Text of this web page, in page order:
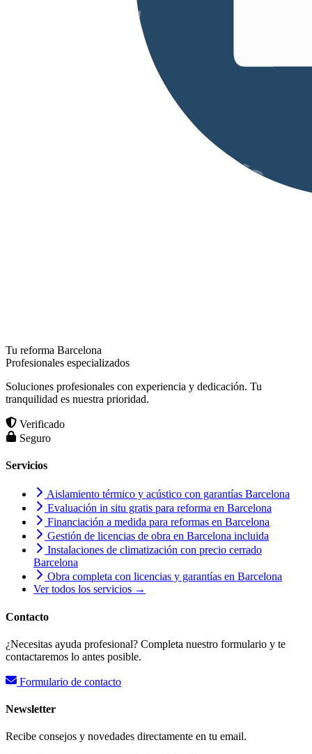
Tu reforma Barcelona
Profesionales especializados
Soluciones profesionales con experiencia y dedicación. Tu
tranquilidad es nuestra prioridad.
Verificado
Seguro
Servicios
Aislamiento térmico y acústico con garantías Barcelona
Evaluación in situ gratis para reforma en Barcelona
Financiación a medida para reformas en Barcelona
Gestión de licencias de obra en Barcelona incluida
Instalaciones de climatización con precio cerrado
Barcelona
Obra completa con licencias y garantías en Barcelona
Ver todos los servicios →
Contacto
¿Necesitas ayuda profesional? Completa nuestro formulario y te
contactaremos lo antes posible.
Formulario de contacto
Newsletter
Recibe consejos y novedades directamente en tu email.